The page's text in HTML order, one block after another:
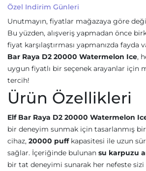
Özel Indirim Günleri
Unutmayın, fiyatlar mağazaya göre
Bu yüzden, alışveriş yapmadan önce
fiyat karşılaştırması yapmanızda fayda
Bar Raya D2 20000 Watermelon Ice,
uygun fiyatlı bir seçenek arayanlar için
tercih!
Ürün Özellikleri
Elf Bar Raya D2 20000 Watermelon
bir deneyim sunmak için tasarlanmış
cihaz, 20000 puffkapasitesi ile uzun
sağlar. İçeriğinde bulunan su karpuzu
bir tat deneyimi sunarak her nefeste sizi